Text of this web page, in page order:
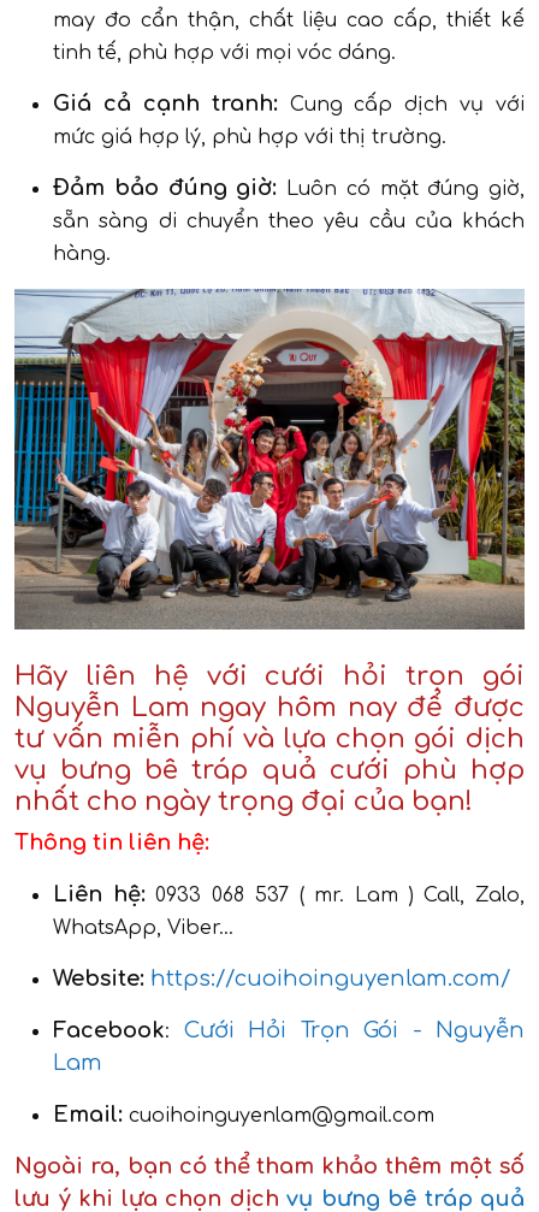
may đo cẩn thận, chất liệu cao cấp, thiết kế
tinh tế, phù hợp với mọi vóc dáng.
Giá cả cạnh tranh:Cung cấp dịch vụ với
mức giá hợp lý, phù hợp với thị trường.
Đảm bảo đúng giờ: Luôn có mặt đúng giờ,
sẵn sàng di chuyển theo yêu cầu của khách
hàng.
Hãy liên hệ với cưới hỏi trọn gói
Nguyễn Lam ngay hôm nay để được
tư vấn miễn phí và lựa chọn gói dịch
vụ bưng bê tráp quả cưới phù hợp
nhất cho ngày trọng đại của bạn!
Thông tin liên hệ:
Liên hệ:0933 068 537 ( mr. Lam ) Call, Zalo,
WhatsApp, Viber...
Website: https://cuoihoinguyenlam.com/
Facebook: Cưới Hỏi Trọn Gói - Nguyễn
Lam
Email: cuoihoinguyenlam@gmail.com
Ngoài ra, bạn có thể tham khảo thêm một số
lưu ý khi lựa chọn dịch vụ bưng bê tráp quả